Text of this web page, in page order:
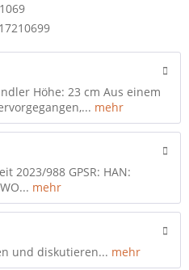
Höhe: 23 cm Aus einem
mehr
2023/988 GPSR: HAN:
mehr
und diskutieren... mehr